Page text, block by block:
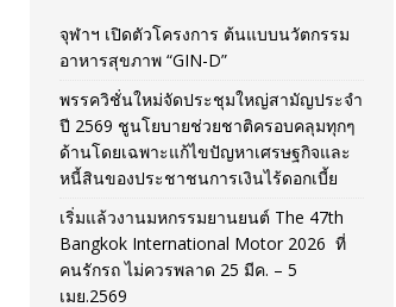
[ February 10, 2026 ] นครปฐมส้มไ
วันที่สายอนุรักษ์นิยมเลิกรบกันเอง
[ November 26, 2025 ] i-Motor เ
[ April 30, 2026 ] จุฬาฯ เปิดตัวโคร
จุฬาฯ เปิดตัวโครงการ ต้นแบบนวัตกรรม
อาหารสุขภาพ “GIN-D”
พรรควิชั่นใหม่จัดประชุมใหญ่สามัญประจำ
ปี 2569 ชูนโยบายช่วยชาติครอบคลุมทุกๆ
ด้านโดยเฉพาะแก้ไขปัญหาเศรษฐกิจและ
หนี้สินของประชาชนการเงินไร้ดอกเบี้ย
เริ่มแล้วงานมหกรรมยานยนต์ The 47th
Bangkok International Motor 2026 ที่
คนรักรถ ไม่ควรพลาด 25 มีค. – 5
เมย.2569